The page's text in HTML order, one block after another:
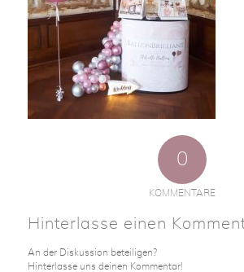
0
KOMMENTARE
Hinterlasse einen
An der Diskussion beteiligen?
Hinterlasse uns deinen Kommentar!